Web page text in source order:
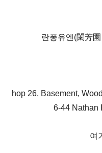
란퐁유엔(闌芳園
hop 26, Basement,
6-44 Nathan
여